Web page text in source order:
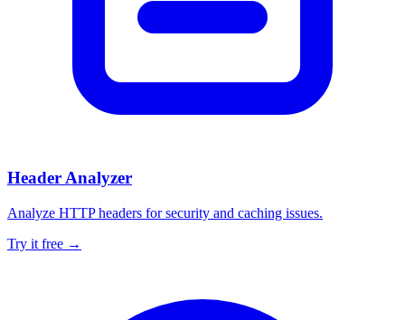
Header Analyzer
Analyze HTTP headers for security and caching issues.
Try it free →